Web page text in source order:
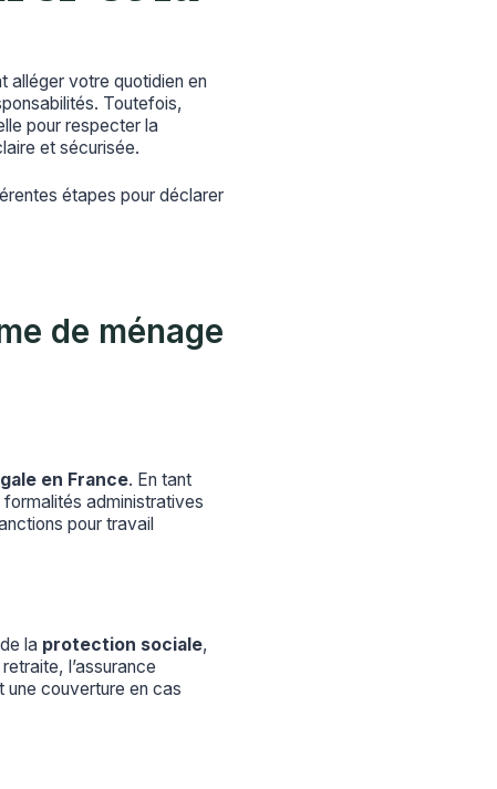
alléger votre quotidien en
Toutefois,
pour respecter la
et sécurisée.
étapes pour déclarer
de ménage
en France. En tant
administratives
pour travail
la protection sociale,
l’assurance
une couverture en cas